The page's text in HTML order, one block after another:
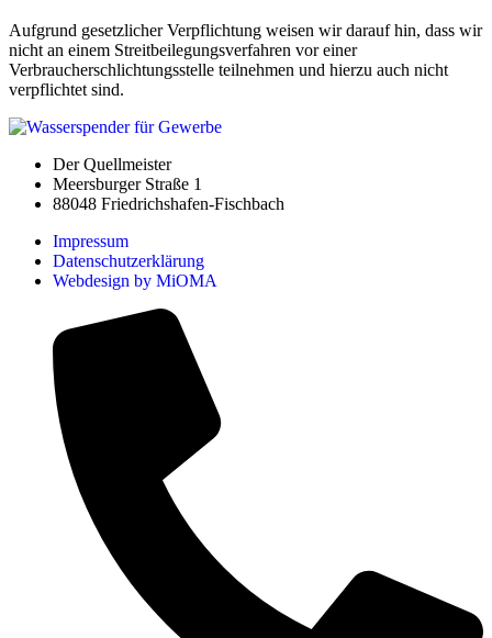
Aufgrund gesetzlicher Verpflichtung weisen wir darauf hin, dass wir
nicht an einem Streitbeilegungsverfahren vor einer
Verbraucherschlichtungsstelle teilnehmen und hierzu auch nicht
verpflichtet sind.
Der Quellmeister
Meersburger Straße 1
88048 Friedrichshafen-Fischbach
Impressum
Datenschutzerklärung
Webdesign by MiOMA